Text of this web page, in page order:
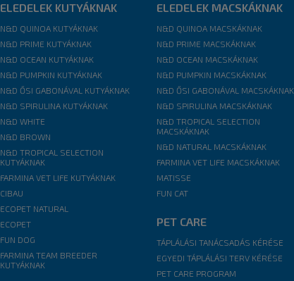
ELEDELEK KUTYÁKNAK
N&D QUINOA KUTYÁKNAK
N&D PRIME KUTYÁKNAK
N&D OCEAN KUTYÁKNAK
N&D PUMPKIN KUTYÁKNAK
N&D ŐSI GABONÁVAL KUTYÁKNAK
N&D SPIRULINA KUTYÁKNAK
N&D WHITE
N&D BROWN
N&D TROPICAL SELECTION
KUTYÁKNAK
FARMINA VET LIFE KUTYÁKNAK
CIBAU
ECOPET NATURAL
ECOPET
FUN DOG
FARMINA TEAM BREEDER
KUTYÁKNAK
ELEDELEK MACSKÁKNAK
N&D QUINOA MACSKÁKNAK
N&D PRIME MACSKÁKNAK
N&D OCEAN MACSKÁKNAK
N&D PUMPKIN MACSKÁKNAK
N&D ŐSI GABONÁVAL MACSKÁKNAK
N&D SPIRULINA MACSKÁKNAK
N&D TROPICAL SELECTION
MACSKÁKNAK
N&D NATURAL MACSKÁKNAK
FARMINA VET LIFE MACSKÁKNAK
MATISSE
FUN CAT
PET CARE
TÁPLÁLÁSI TANÁCSADÁS KÉRÉSE
EGYEDI TÁPLÁLÁSI TERV KÉRÉSE
PET CARE PROGRAM